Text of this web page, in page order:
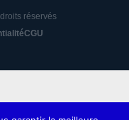
réservés
CGU